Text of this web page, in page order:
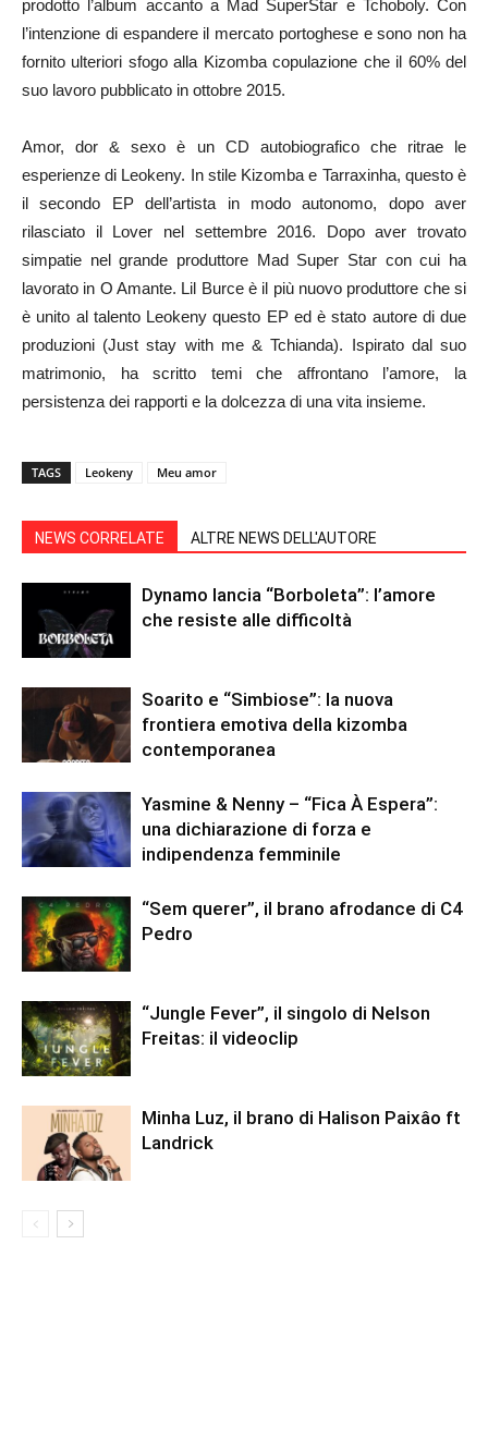
prodotto l’album accanto a Mad SuperStar e Tchoboly. Con
l’intenzione di espandere il mercato portoghese e sono non ha
fornito ulteriori sfogo alla Kizomba copulazione che il 60% del
suo lavoro pubblicato in ottobre 2015.
Amor, dor & sexo è un CD autobiografico che ritrae le
esperienze di Leokeny. In stile Kizomba e Tarraxinha, questo è
il secondo EP dell’artista in modo autonomo, dopo aver
rilasciato il Lover nel settembre 2016. Dopo aver trovato
simpatie nel grande produttore Mad Super Star con cui ha
lavorato in O Amante. Lil Burce è il più nuovo produttore che si
è unito al talento Leokeny questo EP ed è stato autore di due
produzioni (Just stay with me & Tchianda). Ispirato dal suo
matrimonio, ha scritto temi che affrontano l’amore, la
persistenza dei rapporti e la dolcezza di una vita insieme.
TAGS Leokeny Meu amor
NEWS CORRELATE ALTRE NEWS DELL'AUTORE
Dynamo lancia “Borboleta”: l’amore
che resiste alle difficoltà
Soarito e “Simbiose”: la nuova
frontiera emotiva della kizomba
contemporanea
Yasmine & Nenny – “Fica À Espera”:
una dichiarazione di forza e
indipendenza femminile
“Sem querer”, il brano afrodance di C4
Pedro
“Jungle Fever”, il singolo di Nelson
Freitas: il videoclip
Minha Luz, il brano di Halison Paixâo ft
Landrick